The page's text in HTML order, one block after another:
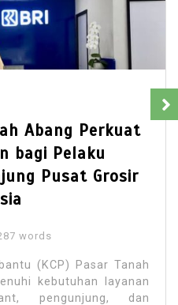
Abang Perkuat
bagi Pelaku
Pusat Grosir
words
(KCP) Pasar Tanah
kebutuhan layanan
pengunjung, dan